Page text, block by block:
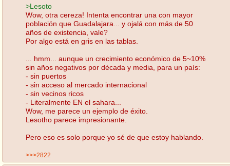
>Lesoto
Wow, otra cereza! Intenta encontrar una con mayor
población que Guadalajara... y ojalá con más de 50
años de existencia, vale?
Por algo está en gris en las tablas.
... hmm... aunque un crecimiento económico de 5~10%
sin años negativos por década y media, para un país:
- sin puertos
- sin acceso al mercado internacional
- sin vecinos ricos
- Literalmente EN el sahara...
Wow, me parece un ejemplo de éxito.
Lesotho parece impresionante.
Pero eso es solo porque yo sé de que estoy hablando.
>>>2822